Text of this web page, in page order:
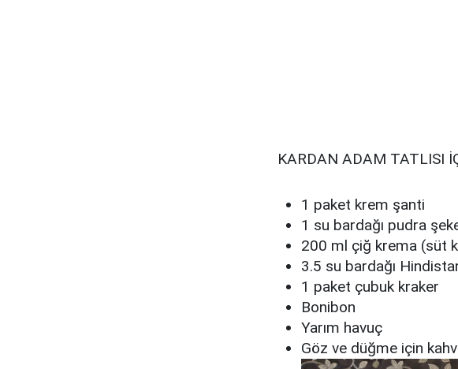
KARDAN ADAM TATLISI
1 paket krem şanti
1 su bardağı pudra
200 ml çiğ krema (süt
3.5 su bardağı
1 paket çubuk kraker
Bonibon
Yarım havuç
Göz ve düğme için